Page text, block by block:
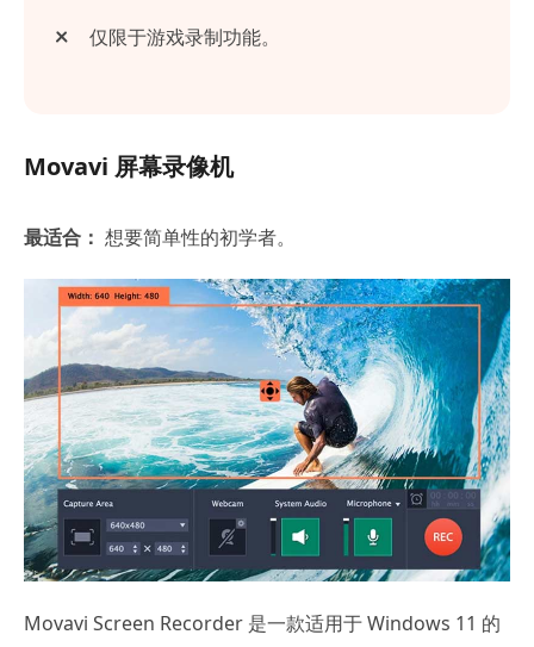
仅限于游戏录制功能。
Movavi 屏幕录像机
最适合： 想要简单性的初学者。
Movavi Screen Recorder 是一款适用于 Windows 11 的